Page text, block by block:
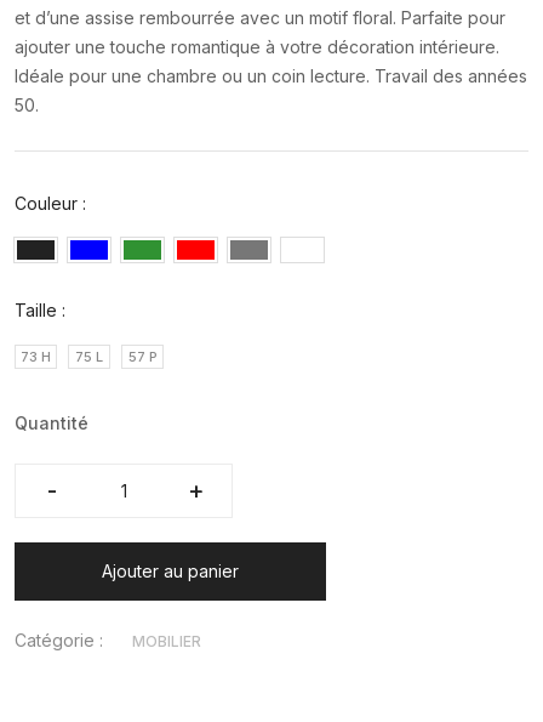
et d’une assise rembourrée avec un motif floral. Parfaite pour
ajouter une touche romantique à votre décoration intérieure.
Idéale pour une chambre ou un coin lecture. Travail des années
50.
Couleur :
Taille :
73 H 75 L 57 P
Quantité
- +
- +
Ajouter au panier
Catégorie : MOBILIER